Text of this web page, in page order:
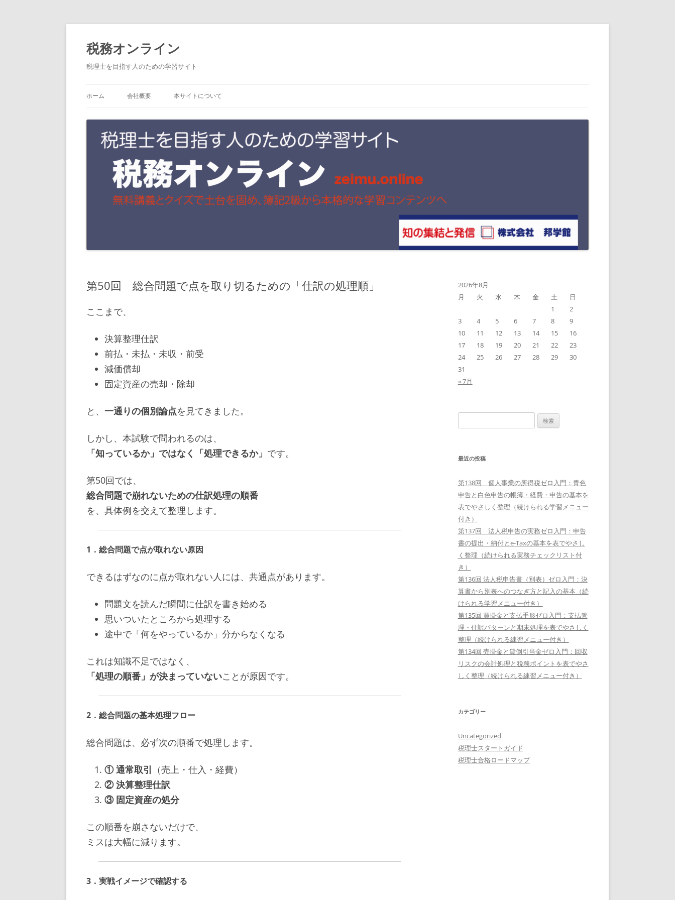
ン
テ
ツ
税務オンライン
税理士を目指す人のための学習サイト
ホーム 会社概要 本サイトについて
第50回 総合問題で点を取り切るための「仕訳の処理順」
ここまで、
決算整理仕訳
前払・未払・未収・前受
減価償却
固定資産の売却・除却
と、 一通りの個別論点を見てきました。
しかし、本試験で問われるのは、
「知っているか」ではなく「処理できるか」 です。
第50回では、
総合問題で崩れないための仕訳処理の順番
を、具体例を交えて整理します。
1．総合問題で点が取れない原因
できるはずなのに点が取れない人には、共通点があります。
問題文を読んだ瞬間に仕訳を書き始める
思いついたところから処理する
途中で「何をやっているか」分からなくなる
これは知識不足ではなく、
「処理の順番」が決まっていないことが原因です。
2．総合問題の基本処理フロー
総合問題は、必ず次の順番で処理します。
① 通常取引 （売上・仕入・経費）
② 決算整理仕訳
③ 固定資産の処分
この順番を崩さないだけで、
ミスは大幅に減ります。
3．実戦イメージで確認する
2026年8月
月
火 水 木 金 土
日
1
2
3
4 5 6 7 8
9
10
11 12 13 14 15
16
17
18 19 20 21 22
23
24
25 26 27 28 29
30
31
« 7月
索:
最近の投稿
第138回 個人事業の所得税ゼロ入門：青色
申告と白色申告の帳簿・経費・申告の基本を
表でやさしく整理（続けられる学習メニュー
付き）
第137回 法人税申告の実務ゼロ入門：申告
書の提出・納付とe-Taxの基本を表でやさし
く整理（続けられる実務チェックリスト付
き）
第136回 法人税申告書（別表）ゼロ入門：決
算書から別表へのつなぎ方と記入の基本（続
けられる学習メニュー付き）
第135回 買掛金と支払手形ゼロ入門：支払管
理・仕訳パターンと期末処理を表でやさしく
整理（続けられる練習メニュー付き）
第134回 売掛金と貸倒引当金ゼロ入門：回収
リスクの会計処理と税務ポイントを表でやさ
しく整理（続けられる練習メニュー付き）
カテゴリー
Uncategorized
税理士スタートガイド
税理士合格ロードマップ